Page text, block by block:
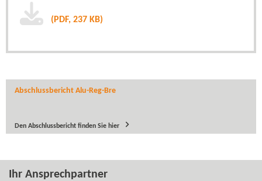
(PDF, 237 KB)
Abschlussbericht Alu-​Reg-Bre
Den Abschlussbericht finden Sie hier
Ihr Ansprechpartner